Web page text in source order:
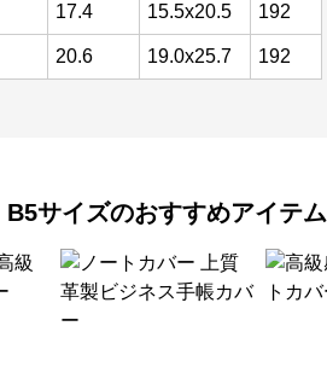
17.4 15.5x20.5 192
20.6 19.0x25.7 192
B5サイズのおすすめアイテム